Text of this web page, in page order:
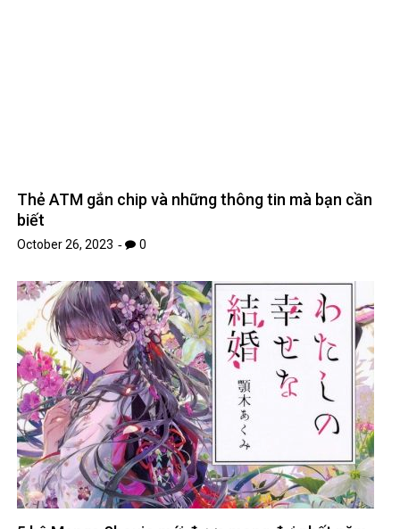
Thẻ ATM gắn chip và những thông tin mà bạn cần
biết
October 26, 2023 0